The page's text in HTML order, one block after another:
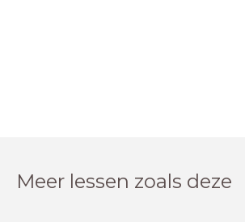
Meer lessen zoals deze